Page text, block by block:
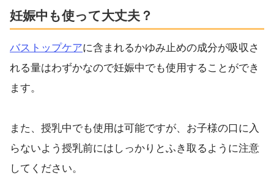
妊娠中も使って大丈夫？
バストップケアに含まれるかゆみ止めの成分が吸収さ
れる量はわずかなので妊娠中でも使用することができ
ます。
また、授乳中でも使用は可能ですが、お子様の口に入
らないよう授乳前にはしっかりとふき取るように注意
してください。